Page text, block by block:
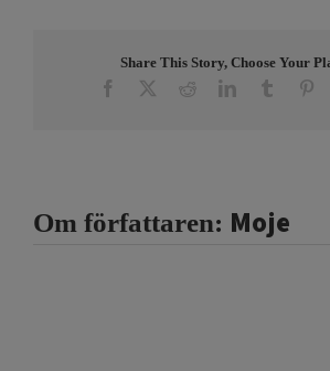
Share This Story, Choose Your
Facebook RedditLinkedInTumblr
Om författaren: Moje